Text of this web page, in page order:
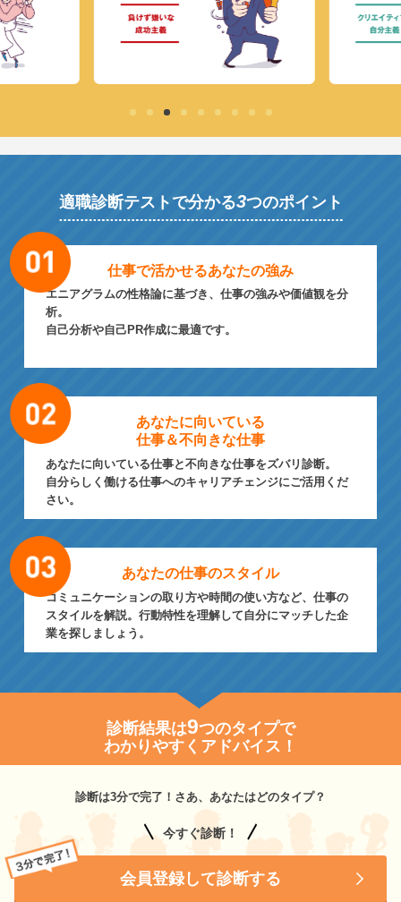
適職診断テストで分かる3つのポイント
仕事で活かせるあなたの強み
エニアグラムの性格論に基づき、仕事の強みや価値観を分
析。
自己分析や自己PR作成に最適です。
あなたに向いている
仕事＆不向きな仕事
あなたに向いている仕事と不向きな仕事をズバリ診断。
自分らしく働ける仕事へのキャリアチェンジにご活用くだ
さい。
あなたの仕事のスタイル
コミュニケーションの取り方や時間の使い方など、仕事の
スタイルを解説。行動特性を理解して自分にマッチした企
業を探しましょう。
診断結果は9つのタイプで
わかりやすくアドバイス！
診断は3分で完了！さあ、あなたはどのタイプ？
今すぐ診断！
会員登録して診断する